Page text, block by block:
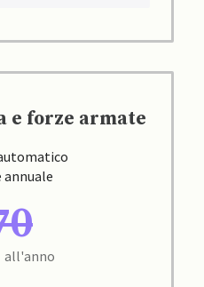
e forze armate
annuale
all'anno